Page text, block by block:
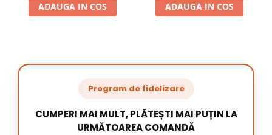
ADAUGA IN COS ADAUGA IN COS
Program de fidelizare
CUMPERI MAI MULT, PLĂTEȘTI MAI PUȚIN LA
URMĂTOAREA COMANDĂ